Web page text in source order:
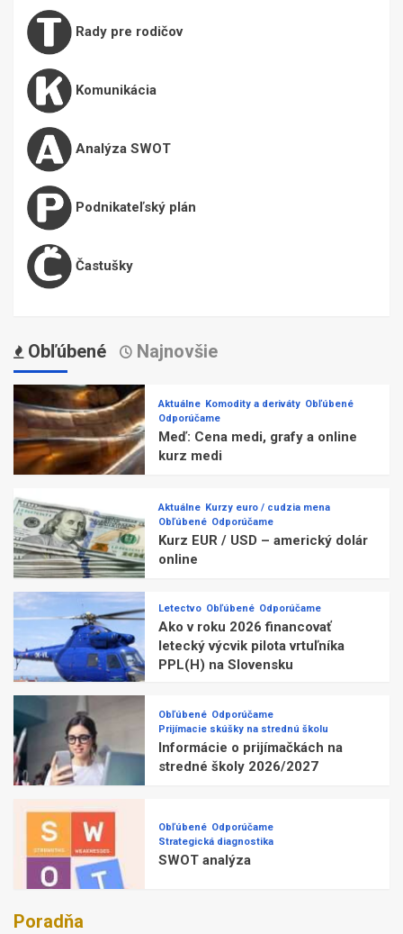
Rady pre rodičov
Komunikácia
Analýza SWOT
Podnikateľský plán
Častušky
Obľúbené Najnovšie
Aktuálne Komodity a deriváty Obľúbené
Odporúčame
Meď: Cena medi, grafy a online
kurz medi
Aktuálne Kurzy euro / cudzia mena
Obľúbené Odporúčame
Kurz EUR / USD – americký dolár
online
Letectvo Obľúbené Odporúčame
Ako v roku 2026 financovať
letecký výcvik pilota vrtuľníka
PPL(H) na Slovensku
Obľúbené Odporúčame
Prijímacie skúšky na strednú školu
Informácie o prijímačkách na
stredné školy 2026/2027
Obľúbené Odporúčame
Strategická diagnostika
SWOT analýza
Poradňa